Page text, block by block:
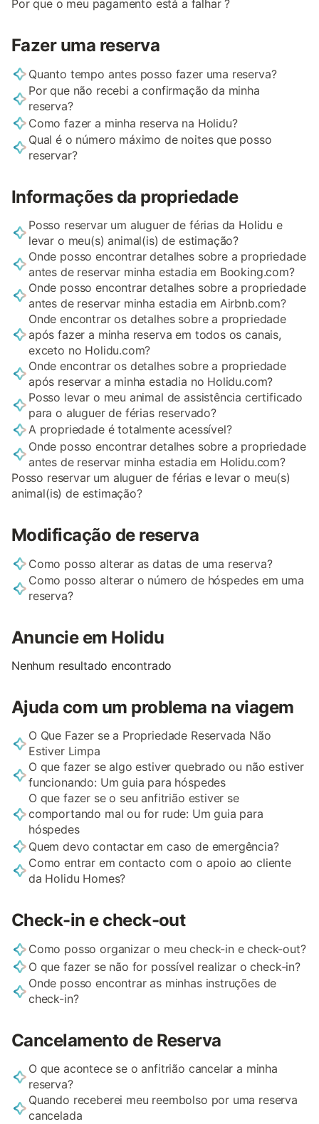
Por que o meu pagamento está a falhar ?
Fazer uma reserva
Quanto tempo antes posso fazer uma reserva?
Por que não recebi a confirmação da minha
reserva?
Como fazer a minha reserva na Holidu?
Qual é o número máximo de noites que posso
reservar?
Informações da propriedade
Posso reservar um aluguer de férias da Holidu e
levar o meu(s) animal(is) de estimação?
Onde posso encontrar detalhes sobre a propriedade
antes de reservar minha estadia em Booking.com?
Onde posso encontrar detalhes sobre a propriedade
antes de reservar minha estadia em Airbnb.com?
Onde encontrar os detalhes sobre a propriedade
após fazer a minha reserva em todos os canais,
exceto no Holidu.com?
Onde encontrar os detalhes sobre a propriedade
após reservar a minha estadia no Holidu.com?
Posso levar o meu animal de assistência certificado
para o aluguer de férias reservado?
A propriedade é totalmente acessível?
Onde posso encontrar detalhes sobre a propriedade
antes de reservar minha estadia em Holidu.com?
Posso reservar um aluguer de férias e levar o meu(s)
animal(is) de estimação?
Modificação de reserva
Como posso alterar as datas de uma reserva?
Como posso alterar o número de hóspedes em uma
reserva?
Anuncie em Holidu
Nenhum resultado encontrado
Ajuda com um problema na viagem
O Que Fazer se a Propriedade Reservada Não
Estiver Limpa
O que fazer se algo estiver quebrado ou não estiver
funcionando: Um guia para hóspedes
O que fazer se o seu anfitrião estiver se
comportando mal ou for rude: Um guia para
hóspedes
Quem devo contactar em caso de emergência?
Como entrar em contacto com o apoio ao cliente
da Holidu Homes?
Check-in e check-out
Como posso organizar o meu check-in e check-out?
O que fazer se não for possível realizar o check-in?
Onde posso encontrar as minhas instruções de
check-in?
Cancelamento de Reserva
O que acontece se o anfitrião cancelar a minha
reserva?
Quando receberei meu reembolso por uma reserva
cancelada